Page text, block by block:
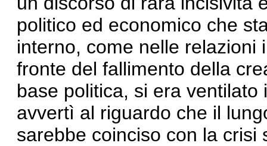
politico ed economico che
interno, come nelle relazioni
fronte del fallimento della
base politica, si era
avvertì al riguardo che il
sarebbe coinciso con la crisi